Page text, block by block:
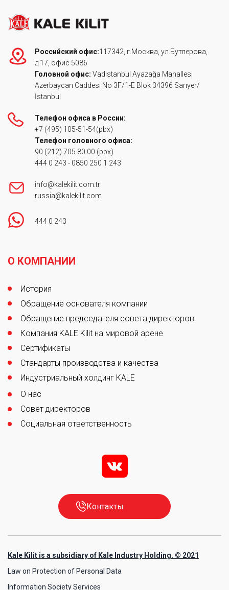
Российский офис:117342, г.Москва, ул.Бутлерова,
д.17, офис 5086
Головной офис: Vadistanbul Ayazağa Mahallesi
Azerbaycan Caddesi No 3F/1-E Blok 34396 Sarıyer/
İstanbul
Телефон офиса в России:
+7 (495) 105-51-54(pbx)
Телефон головного офиса:
90 (212) 705 80 00 (pbx)
444 0 243 - 0850 250 1 243
info@kalekilit.com.tr
russia@kalekilit.com
444 0 243
О КОМПАНИИ
История
Обращение основателя компании
Обращение председателя совета директоров
Компания KALE Kilit на мировой арене
Сертификаты
Стандарты производства и качества
Индустриальный холдинг KALE
О нас
Совет директоров
Социальная ответственность
v
Контакты
Kale Kilit is a subsidiary of Kale Industry Holding. © 2021
Law on Protection of Personal Data
Information Society Services